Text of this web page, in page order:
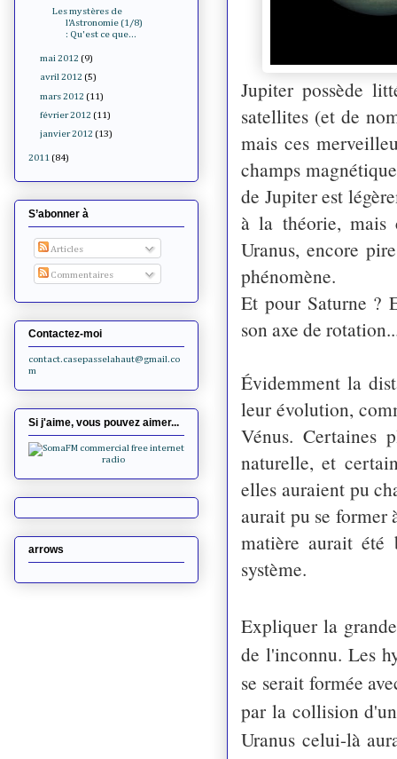
Jupiter possède
satellites (et de
mais ces
champs
de Jupiter est
à la théorie, mais
Uranus, encore
phénomène.
Et pour Saturne ?
son axe de
Évidemment la
leur évolution,
Vénus. Certaines
naturelle, et
elles auraient pu
aurait pu se
matière aurait été
système.
Expliquer la
de l'inconnu. Les
se serait formée
par la collision
Uranus celui-là
Les mystères de
l'Astronomie (1/8)
: Qu'est ce que...
mai 2012 (9)
avril 2012 (5)
mars 2012 (11)
février 2012 (11)
janvier 2012 (13)
2011 (84)
S’abonner à
Articles
Commentaires
Contactez-moi
contact.casepasselahaut@gmail.co
m
Si j'aime, vous pouvez aimer...
arrows